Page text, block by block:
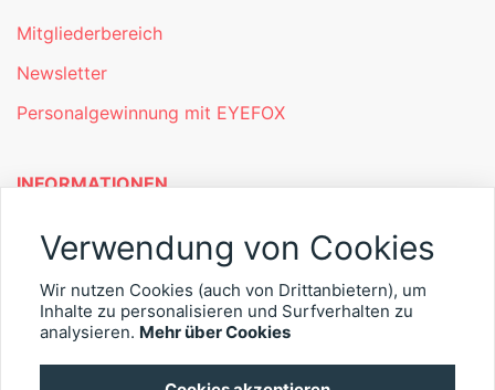
Mitgliederbereich
Newsletter
Personalgewinnung mit EYEFOX
INFORMATIONEN
Was ist EYEFOX – Ihre Möglichkeiten
Kontakt
Verwendung von Cookies
Wir nutzen Cookies (auch von Drittanbietern), um
Inhalte zu personalisieren und Surfverhalten zu
analysieren. Mehr über Cookies